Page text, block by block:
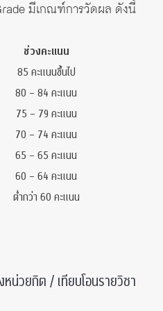
มีเกณฑ์การวัดผล ดังนี้
ช่วงคะแนน
85 คะแนนขึ้นไป
80 – 84 คะแนน
75 – 79 คะแนน
70 – 74 คะแนน
65 – 65 คะแนน
60 – 64 คะแนน
ต่ำกว่า 60 คะแนน
น่วยกิต / เทียบโอนรายวิชา